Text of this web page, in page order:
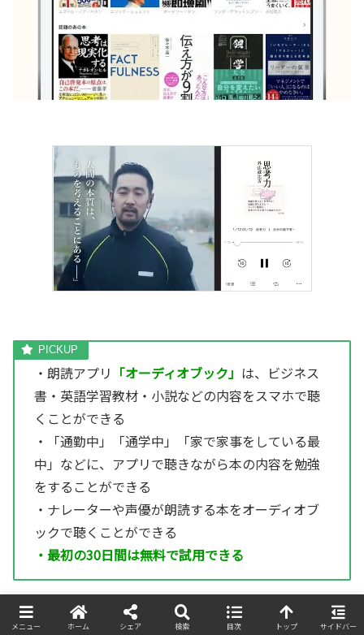
・朗読アプリ 「オーディオブック」 は、ビジネス
書・英語学習教材・小説などの内容をスマホで聴
くことができる
・「通勤中」「通学中」「家で家事をしている最
中」などに、アプリで聴きながら本の内容を勉強
をすることができる
・ナレーターや声優が朗読する本をオーディオブ
ックで聴くことができる
・最初の30日間は無料で試用できる
＼30日間無料／
メニュー ホーム シェア 検索 目次 トップ サイドバー